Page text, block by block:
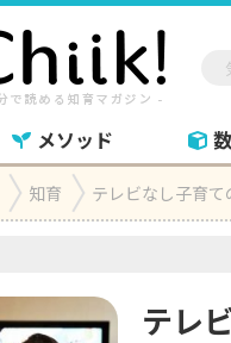
メソッド 数
知育 テレビなし子育
テレ